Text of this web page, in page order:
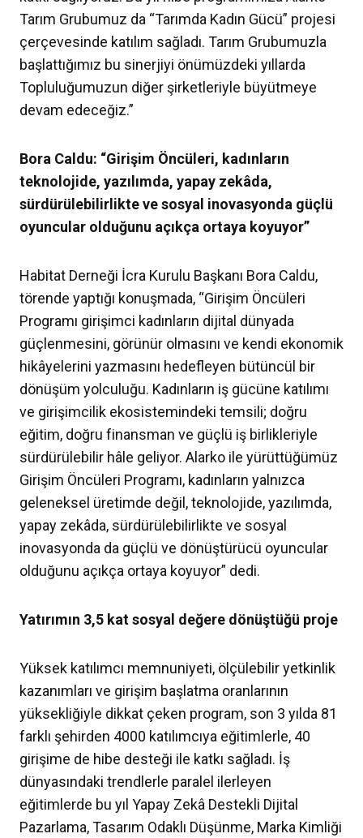
Tarım Grubumuz da “Tarımda Kadın Gücü” projesi
çerçevesinde katılım sağladı. Tarım Grubumuzla
başlattığımız bu sinerjiyi önümüzdeki yıllarda
Topluluğumuzun diğer şirketleriyle büyütmeye
devam edeceğiz.”
Bora Caldu: “Girişim Öncüleri, kadınların
teknolojide, yazılımda, yapay zekâda,
sürdürülebilirlikte ve sosyal inovasyonda güçlü
oyuncular olduğunu açıkça ortaya koyuyor”
Habitat Derneği İcra Kurulu Başkanı Bora Caldu,
törende yaptığı konuşmada, “Girişim Öncüleri
Programı girişimci kadınların dijital dünyada
güçlenmesini, görünür olmasını ve kendi ekonomik
hikâyelerini yazmasını hedefleyen bütüncül bir
dönüşüm yolculuğu. Kadınların iş gücüne katılımı
ve girişimcilik ekosistemindeki temsili; doğru
eğitim, doğru finansman ve güçlü iş birlikleriyle
sürdürülebilir hâle geliyor. Alarko ile yürüttüğümüz
Girişim Öncüleri Programı, kadınların yalnızca
geleneksel üretimde değil, teknolojide, yazılımda,
yapay zekâda, sürdürülebilirlikte ve sosyal
inovasyonda da güçlü ve dönüştürücü oyuncular
olduğunu açıkça ortaya koyuyor” dedi.
Yatırımın 3,5 kat sosyal değere dönüştüğü proje
Yüksek katılımcı memnuniyeti, ölçülebilir yetkinlik
kazanımları ve girişim başlatma oranlarının
yüksekliğiyle dikkat çeken program, son 3 yılda 81
farklı şehirden 4000 katılımcıya eğitimlerle, 40
girişime de hibe desteği ile katkı sağladı. İş
dünyasındaki trendlerle paralel ilerleyen
eğitimlerde bu yıl Yapay Zekâ Destekli Dijital
Pazarlama, Tasarım Odaklı Düşünme, Marka Kimliği